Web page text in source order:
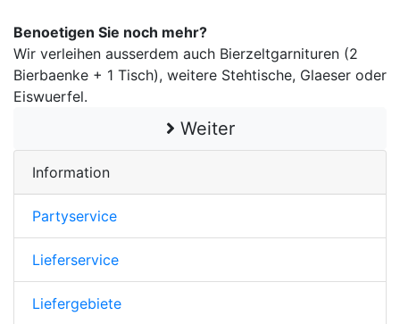
Benoetigen Sie noch mehr?
Wir verleihen ausserdem auch Bierzeltgarnituren (2
Bierbaenke + 1 Tisch), weitere Stehtische, Glaeser oder
Eiswuerfel.
Weiter
Information
Partyservice
Lieferservice
Liefergebiete